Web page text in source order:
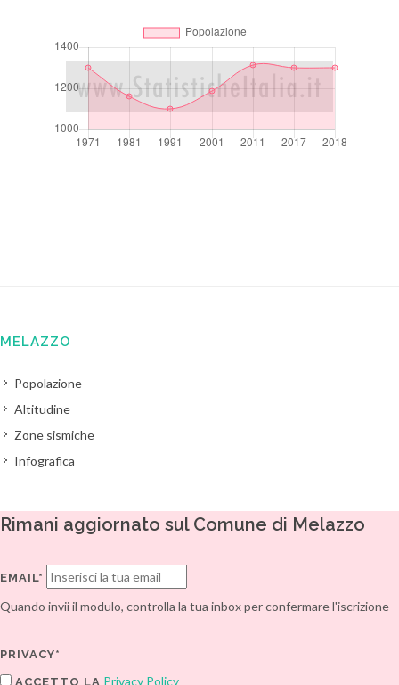
MELAZZO
Popolazione
Altitudine
Zone sismiche
Infografica
Rimani aggiornato sul Comune di Melazzo
EMAIL*
Quando invii il modulo, controlla la tua inbox per confermare l'iscrizione
PRIVACY*
ACCETTO LA Privacy Policy